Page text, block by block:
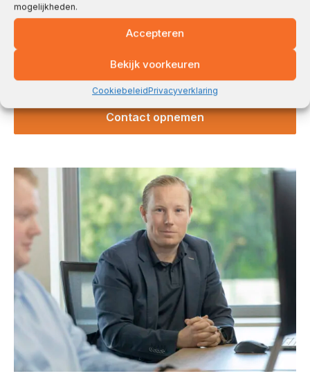
mogelijkheden.
Accepteren
Bekijk voorkeuren
CookiebeleidPrivacyverklaring
privacy policy
Contact opnemen